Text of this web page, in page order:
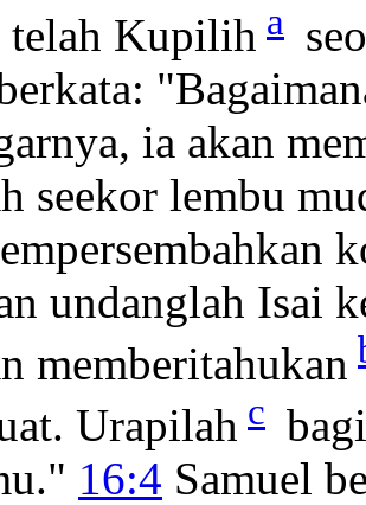
telah Kupilih a
ia akan
seekor lembu
undanglah Isai
memberitahukan
Urapilah c
16:4 Samuel